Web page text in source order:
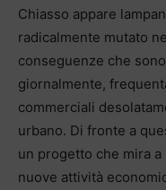
Chiasso appare
radicalmente mutato
conseguenze che
giornalmente,
commerciali
urbano. Di fronte a
un progetto che mira
nuove attività